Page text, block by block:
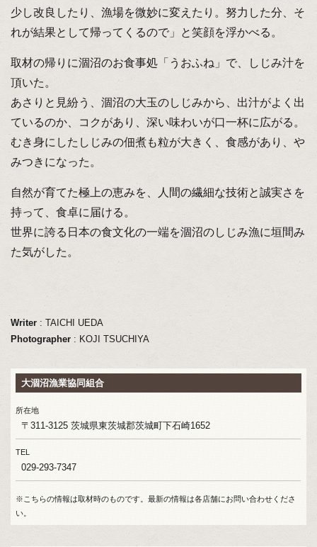
少し改良したり、漁場を微妙に変えたり。努力した分、そ
れが結果として帰ってくるので」と笑顔を浮かべる。
取材の帰りに涸沼のお食事処「うおふね」で、しじみ汁を
頂いた。
あさりと見紛う、涸沼の大玉のしじみから、出汁がよく出
ているのか、コクがあり、深い味わいが口一杯に広がる。
むき身にしたしじみの佃煮も粒が大きく、食感があり、や
みつきになった。
自然が育てた極上の恵みを、人間の繊細な技術と誠実さを
持って、食卓に届ける。
世界に誇る日本の食文化の一端を涸沼のしじみ漁に垣間み
た気がした。
Writer: TAICHI UEDA
Photographer: KOJI TSUCHIYA
大涸沼漁業協同組合
所在地
〒311-3125 茨城県東茨城郡茨城町下石崎1652
TEL
029-293-7347
※こちらの情報は取材時のものです。最新の情報は各店舗にお問い合わせくださ
い。